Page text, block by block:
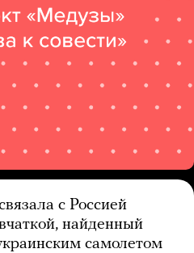
с Россией
найденный
самолетом